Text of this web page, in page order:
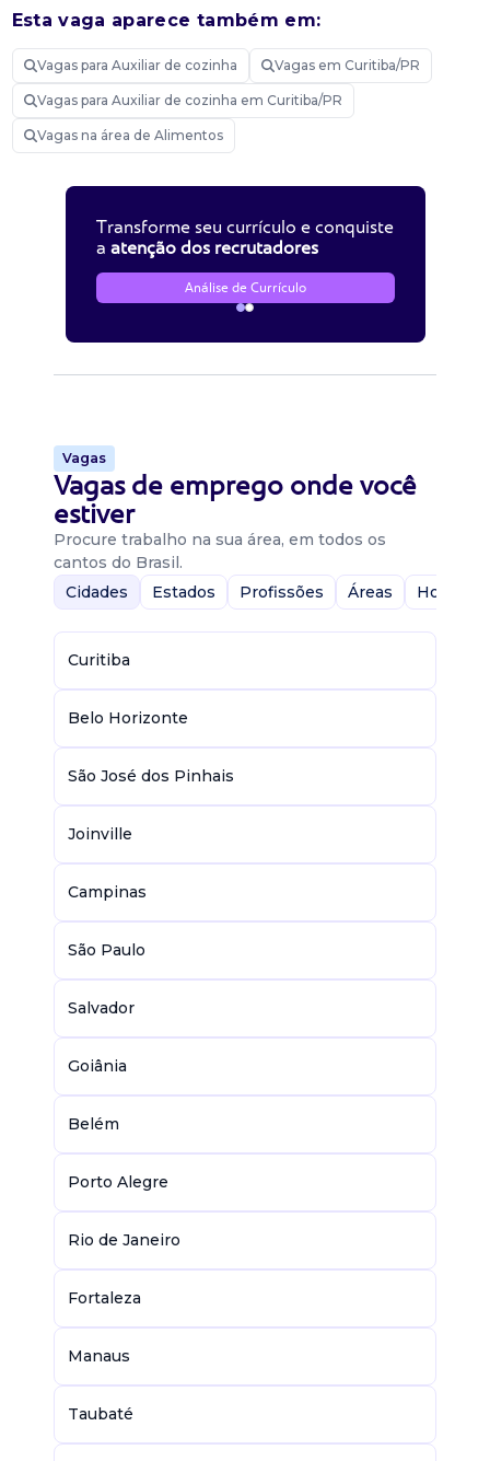
Esta vaga aparece também em:
Vagas para Auxiliar de cozinha Vagas em Curitiba/PR
Vagas para Auxiliar de cozinha em Curitiba/PR
Vagas na área de Alimentos
Transforme seu currículo e conquiste
a atenção dos recrutadores
Análise de Currículo
Vagas
Vagas de emprego onde você
estiver
Procure trabalho na sua área, em todos os
cantos do Brasil.
Cidades
Estados Profissões Áreas Home-
Curitiba
Belo Horizonte
São José dos Pinhais
Joinville
Campinas
São Paulo
Salvador
Goiânia
Belém
Porto Alegre
Rio de Janeiro
Fortaleza
Manaus
Taubaté